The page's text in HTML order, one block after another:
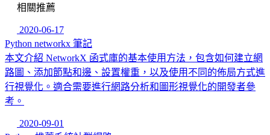
相關推薦
2020-06-17
Python networkx 筆記
本文介紹 NetworkX 函式庫的基本使用方法，包含如何建立網
路圖、添加節點和邊、設置權重，以及使用不同的佈局方式進
行視覺化。適合需要進行網路分析和圖形視覺化的開發者參
考。
2020-09-01